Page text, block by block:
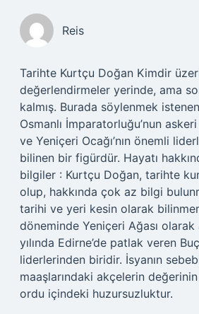
Reis
Tarihte Kurtçu Doğan Kimdir
değerlendirmeler yerinde, ama
kalmış. Burada söylenmek
Osmanlı İmparatorluğu’nun
ve Yeniçeri Ocağı’nın önemli
bilinen bir figürdür. Hayatı
bilgiler : Kurtçu Doğan, tarihte
olup, hakkında çok az bilgi
tarihi ve yeri kesin olarak
döneminde Yeniçeri Ağası olarak
yılında Edirne’de patlak veren
liderlerinden biridir. İsyanın
maaşlarındaki akçelerin
ordu içindeki huzursuzluktur.